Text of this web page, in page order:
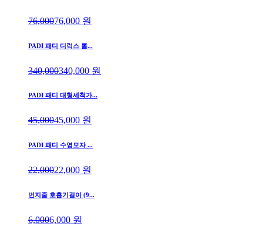
76,00076,000 원
PADI 패디 디럭스 롤...
340,000340,000 원
PADI 패디 대형세척가...
45,00045,000 원
PADI 패디 수영모자 ...
22,00022,000 원
번지줄 호흡기걸이 (9...
6,0006,000 원